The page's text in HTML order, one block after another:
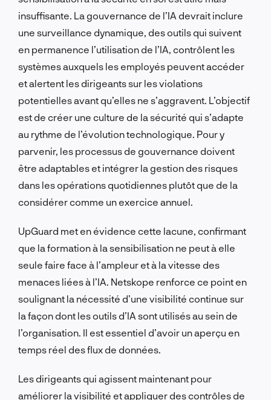
insuffisante. La gouvernance de l’IA devrait inclure
une surveillance dynamique, des outils qui suivent
en permanence l’utilisation de l’IA, contrôlent les
systèmes auxquels les employés peuvent accéder
et alertent les dirigeants sur les violations
potentielles avant qu’elles ne s’aggravent. L’objectif
est de créer une culture de la sécurité qui s’adapte
au rythme de l’évolution technologique. Pour y
parvenir, les processus de gouvernance doivent
être adaptables et intégrer la gestion des risques
dans les opérations quotidiennes plutôt que de la
considérer comme un exercice annuel.
UpGuard met en évidence cette lacune, confirmant
que la formation à la sensibilisation ne peut à elle
seule faire face à l’ampleur et à la vitesse des
menaces liées à l’IA. Netskope renforce ce point en
soulignant la nécessité d’une visibilité continue sur
la façon dont les outils d’IA sont utilisés au sein de
l’organisation. Il est essentiel d’avoir un aperçu en
temps réel des flux de données.
Les dirigeants qui agissent maintenant pour
améliorer la visibilité et appliquer des contrôles de